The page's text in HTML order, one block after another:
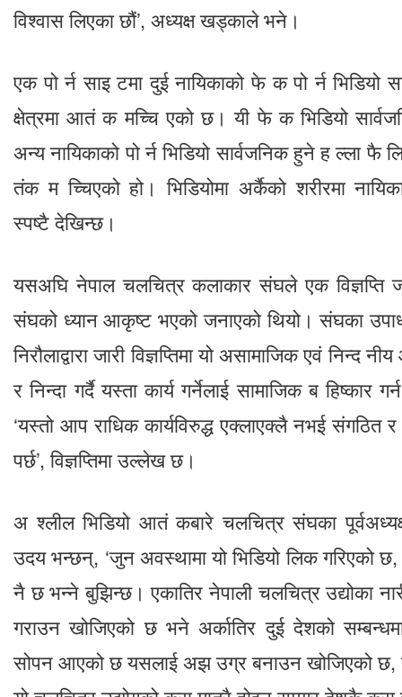
विश्वास लिएका छौं’, अध्यक्ष खड्काले भने।
एक पो र्न साइ टमा दुई नायिकाको फे क पो र्न भिडियो
क्षेत्रमा आतं क मच्चि एको छ। यी फे क भिडियो
अन्य नायिकाको पो र्न भिडियो सार्वजनिक हुने ह ल्ला फै
तंक म च्चिएको हो। भिडियोमा अर्कैको शरीरमा
स्पष्टै देखिन्छ।
यसअघि नेपाल चलचित्र कलाकार संघले एक विज्ञप्ति
संघको ध्यान आकृष्ट भएको जनाएको थियो। संघका
निरौलाद्वारा जारी विज्ञप्तिमा यो असामाजिक एवं निन्द
र निन्दा गर्दै यस्ता कार्य गर्नेलाई सामाजिक ब हिष्कार
‘यस्तो आप राधिक कार्यविरुद्ध एक्लाएक्लै नभई
पर्छ’, विज्ञप्तिमा उल्लेख छ।
अ श्लील भिडियो आतं कबारे चलचित्र संघका पूर्वअध्यक्ष
उदय भन्छन्, ‘जुन अवस्थामा यो भिडियो लिक गरिएको
नै छ भन्ने बुझिन्छ। एकातिर नेपाली चलचित्र उद्योका
गराउन खोजिएको छ भने अर्कातिर दुई देशको
सोपन आएको छ यसलाई अझ उग्र बनाउन खोजिएको छ,